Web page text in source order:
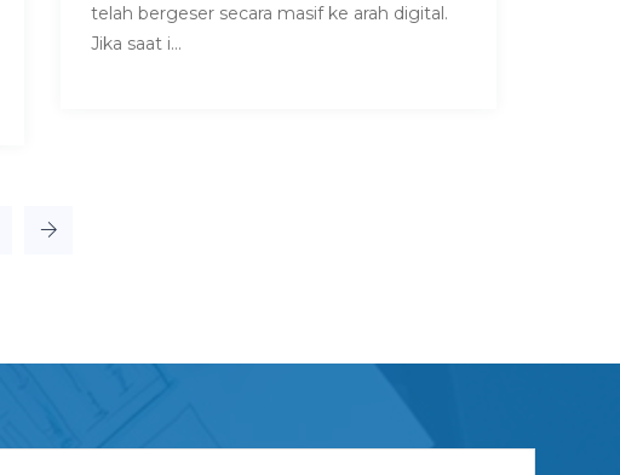
telah bergeser secara masif ke arah digital.
Jika saat i...